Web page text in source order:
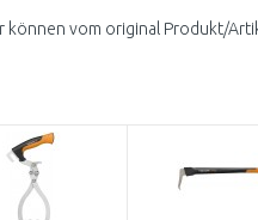
können vom original Produkt/